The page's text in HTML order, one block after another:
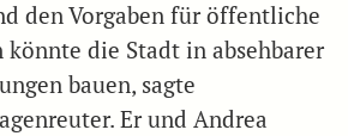
den Vorgaben für öffentliche
könnte die Stadt in absehbarer
bauen, sagte
Er und Andrea